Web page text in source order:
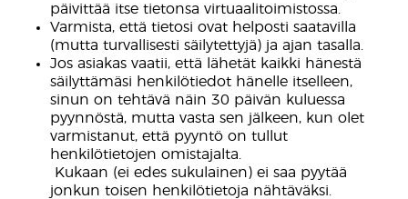
päivittää itse tietonsa virtuaalitoimistossa.
Varmista, että tietosi ovat helposti saatavilla
(mutta turvallisesti säilytettyjä) ja ajan tasalla.
Jos asiakas vaatii, että lähetät kaikki hänestä
säilyttämäsi henkilötiedot hänelle itselleen,
sinun on tehtävä näin 30 päivän kuluessa
pyynnöstä, mutta vasta sen jälkeen, kun olet
varmistanut, että pyyntö on tullut
henkilötietojen omistajalta.
​ Kukaan (ei edes sukulainen) ei saa pyytää
jonkun toisen henkilötietoja nähtäväksi.